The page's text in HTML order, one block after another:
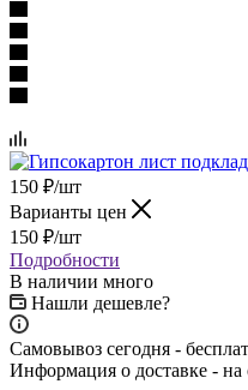
150 ₽/шт
Варианты цен
150 ₽/шт
Подробности
В наличии много
Нашли дешевле?
Самовывоз сегодня -
Информация о доставке - на